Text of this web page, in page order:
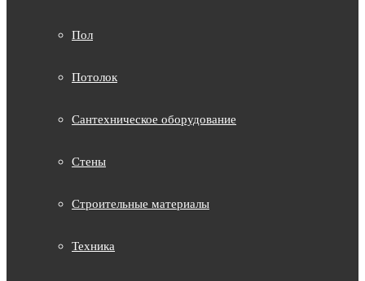
Пол
Потолок
Сантехническое оборудование
Стены
Строительные материалы
Техника